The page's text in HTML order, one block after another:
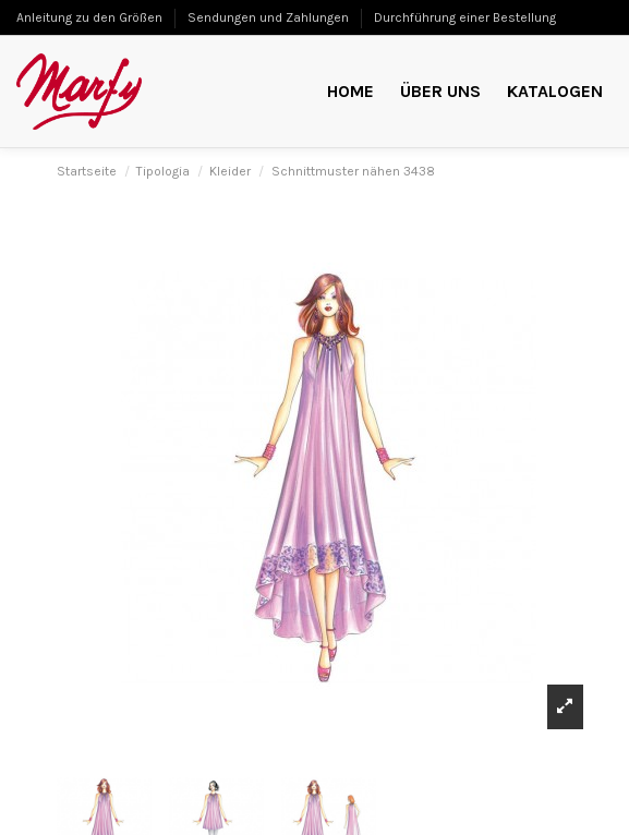
Anleitung zu den Größen Sendungen und Zahlungen Durchführung einer Bestellung
HOME ÜBER UNS KATALOGEN
Startseite Tipologia Kleider Schnittmuster nähen 3438